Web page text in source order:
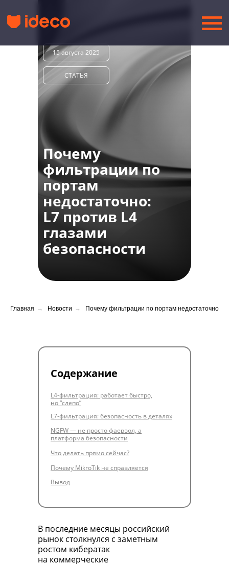
Почему
фильтрации по
портам
недостаточно:
L7 против L4
глазами
безопасности
15 августа 2025
СТАТЬЯ
Главная → Новости → Почему фильтрации по портам недостаточно
Содержание
В последние месяцы российский
рынок столкнулся с заметным
ростом кибератак
на коммерческие
L7-фильтрация: безопасность в деталях
L4-фильтрация: работает быстро,
но “слепо”
Почему MikroTik не справляется
NGFW — не просто фаервол, а
платформа безопасности
Что делать прямо сейчас?
Вывод